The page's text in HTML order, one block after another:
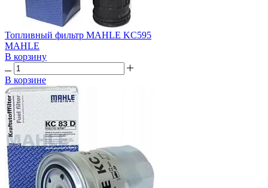
Топливный фильтр MAHLE KC595
MAHLE
В корзину
В корзине